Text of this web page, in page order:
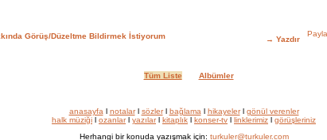
Görüş/Düzeltme Bildirmek İstiyorum → Yazdır
Tüm Liste Albümler
anasayfa l notalarl sözlerl bağlama l hikayelerl gönül verenler
halk müziği l ozanlarl yazılarl kitaplık l konser-tv l linklerimiz l görüşleriniz
Herhangi bir konuda yazışmak için: turkuler@turkuler.com